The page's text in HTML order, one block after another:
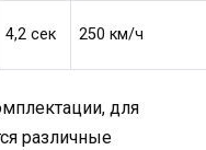
4,2 сек 250 км/ч
для
различные